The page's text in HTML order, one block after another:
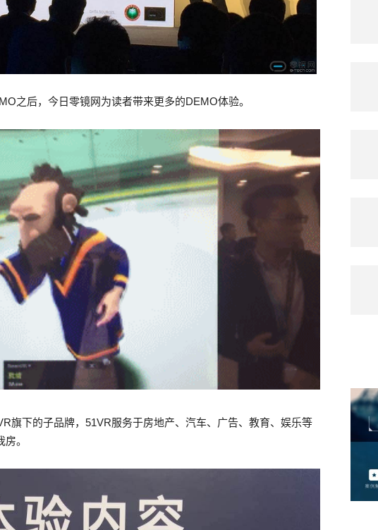
之后，今日零镜网为读者带来更多的DEMO体验。
旗下的子品牌，51VR服务于房地产、汽车、广告、教育、娱乐等
。